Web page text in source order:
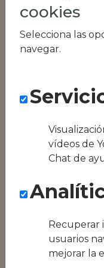
Acceso individual
empleados
Opción de
Compatible con
equipos híbridos
oferta local
zona, como
ser Restaurante
Sentmenat o
restaurante -
Sentmenat
Barcelona
cookies
Selecciona las
navegar.
vídeos de
Chat de
Recuperar
usuarios
mejorar la